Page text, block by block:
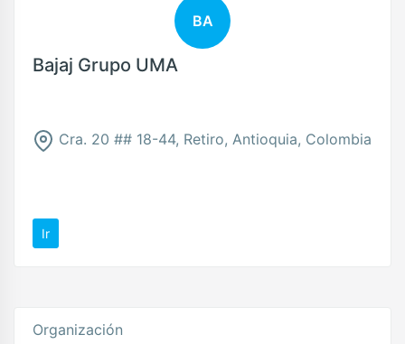
BA
Bajaj Grupo UMA
Cra. 20 ## 18-44, Retiro, Antioquia, Colombia
Ir
Organización